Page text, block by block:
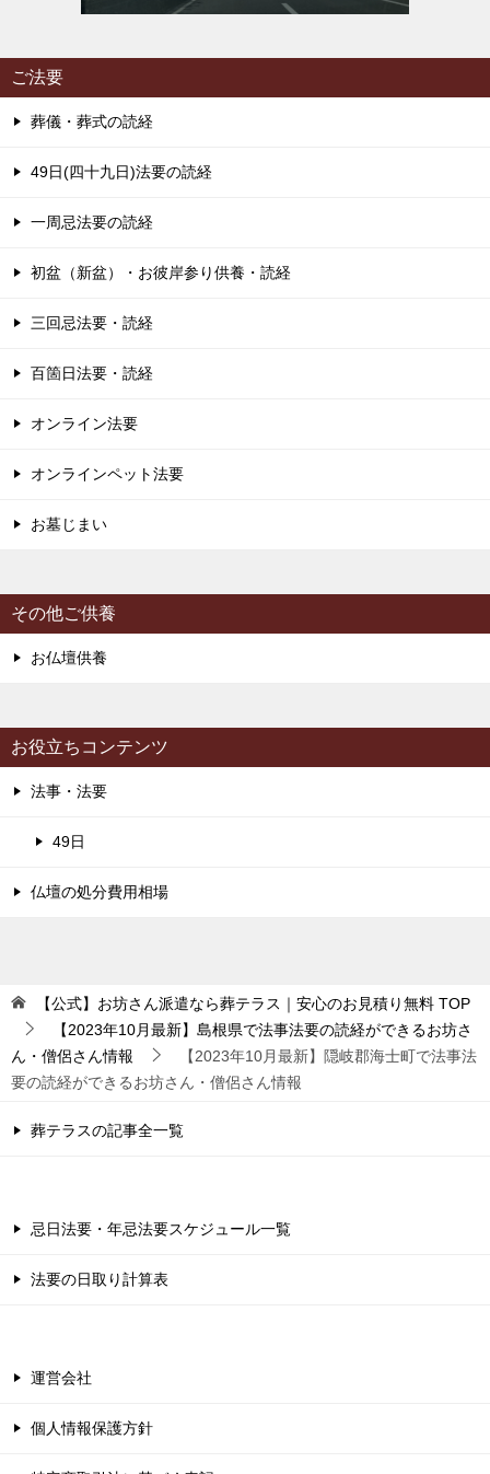
ご法要
葬儀・葬式の読経
49日(四十九日)法要の読経
一周忌法要の読経
初盆（新盆）・お彼岸参り供養・読経
三回忌法要・読経
百箇日法要・読経
オンライン法要
オンラインペット法要
お墓じまい
その他ご供養
お仏壇供養
お役立ちコンテンツ
法事・法要
49日
仏壇の処分費用相場
【公式】お坊さん派遣なら葬テラス｜安心のお見積り無料 TOP
【2023年10月最新】島根県で法事法要の読経ができるお坊さ
ん・僧侶さん情報
【2023年10月最新】隠岐郡海士町で法事法
要の読経ができるお坊さん・僧侶さん情報
葬テラスの記事全一覧
忌日法要・年忌法要スケジュール一覧
法要の日取り計算表
運営会社
個人情報保護方針